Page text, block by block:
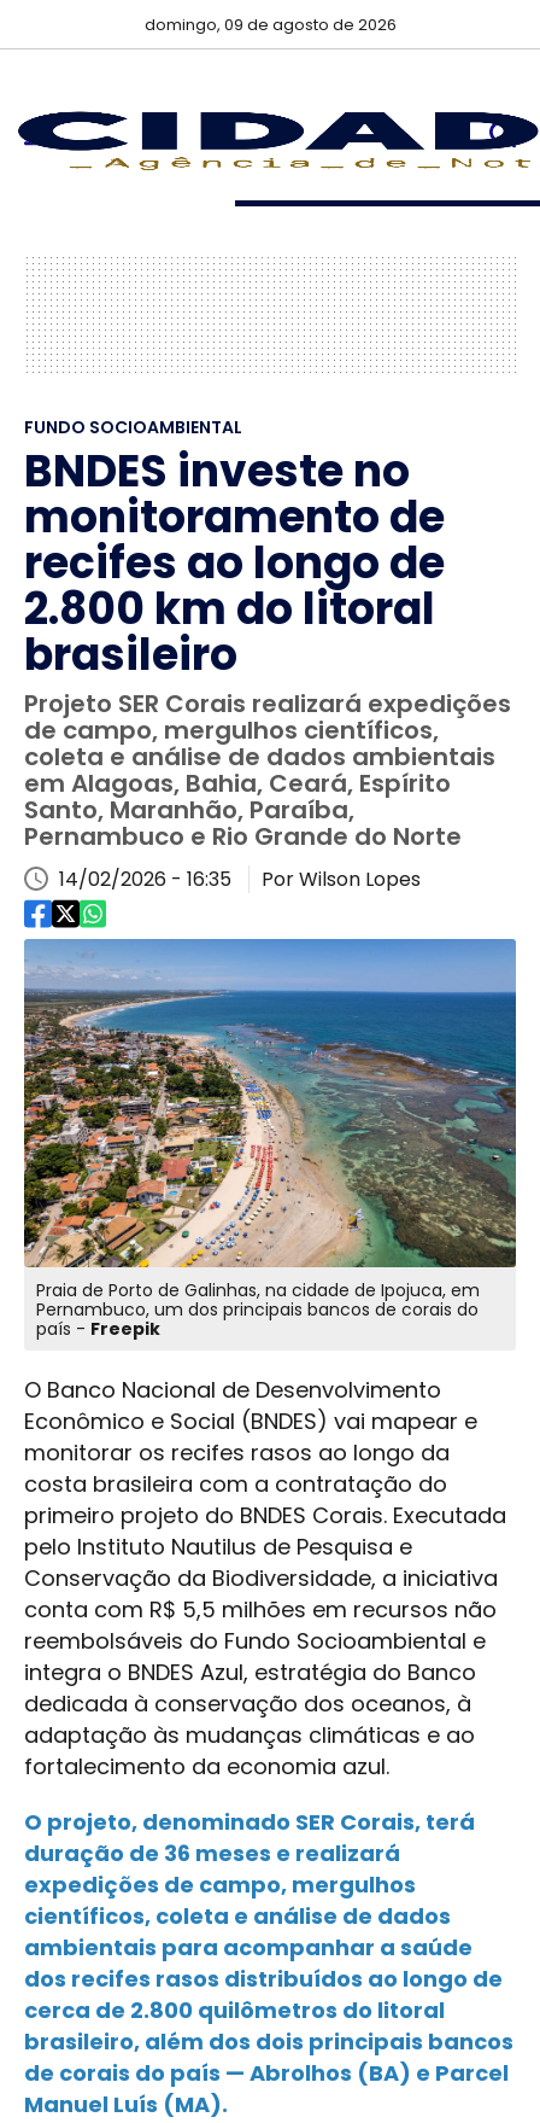
domingo, 09 de agosto de 2026
FUNDO SOCIOAMBIENTAL
BNDES investe no
monitoramento de
recifes ao longo de
2.800 km do litoral
brasileiro
Projeto SER Corais realizará expedições
de campo, mergulhos científicos,
coleta e análise de dados ambientais
em Alagoas, Bahia, Ceará, Espírito
Santo, Maranhão, Paraíba,
Pernambuco e Rio Grande do Norte
14/02/2026 - 16:35 Por Wilson Lopes
Praia de Porto de Galinhas, na cidade de Ipojuca, em
Pernambuco, um dos principais bancos de corais do
país - Freepik
O Banco Nacional de Desenvolvimento
Econômico e Social (BNDES) vai mapear e
monitorar os recifes rasos ao longo da
costa brasileira com a contratação do
primeiro projeto do BNDES Corais. Executada
pelo Instituto Nautilus de Pesquisa e
Conservação da Biodiversidade, a iniciativa
conta com R$ 5,5 milhões em recursos não
reembolsáveis do Fundo Socioambiental e
integra o BNDES Azul, estratégia do Banco
dedicada à conservação dos oceanos, à
adaptação às mudanças climáticas e ao
fortalecimento da economia azul.
O projeto, denominado SER Corais, terá
duração de 36 meses e realizará
expedições de campo, mergulhos
científicos, coleta e análise de dados
ambientais para acompanhar a saúde
dos recifes rasos distribuídos ao longo de
cerca de 2.800 quilômetros do litoral
brasileiro, além dos dois principais bancos
de corais do país — Abrolhos (BA) e Parcel
Manuel Luís (MA).